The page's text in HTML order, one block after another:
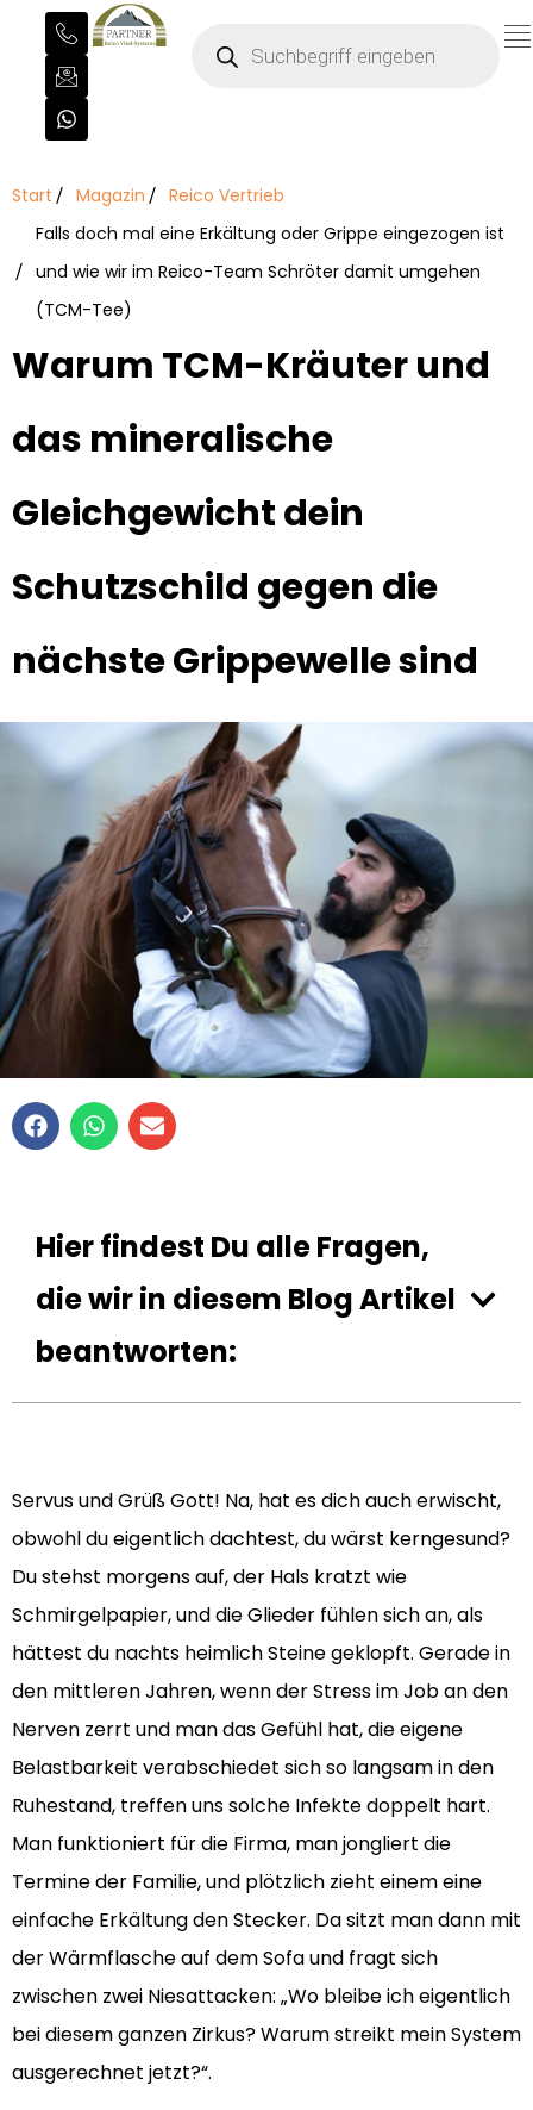
Start Magazin
Reico Vertrieb
Falls doch mal eine Erkältung oder Grippe eingezogen ist
und wie wir im Reico-Team Schröter damit umgehen
(TCM-Tee)
Warum TCM-Kräuter und
das mineralische
Gleichgewicht dein
Schutzschild gegen die
nächste Grippewelle sind
Hier findest Du alle Fragen,
die wir in diesem Blog Artikel
beantworten:
Servus und Grüß Gott! Na, hat es dich auch erwischt,
obwohl du eigentlich dachtest, du wärst kerngesund?
Du stehst morgens auf, der Hals kratzt wie
Schmirgelpapier, und die Glieder fühlen sich an, als
hättest du nachts heimlich Steine geklopft. Gerade in
den mittleren Jahren, wenn der Stress im Job an den
Nerven zerrt und man das Gefühl hat, die eigene
Belastbarkeit verabschiedet sich so langsam in den
Ruhestand, treffen uns solche Infekte doppelt hart.
Man funktioniert für die Firma, man jongliert die
Termine der Familie, und plötzlich zieht einem eine
einfache Erkältung den Stecker. Da sitzt man dann mit
der Wärmflasche auf dem Sofa und fragt sich
zwischen zwei Niesattacken: „Wo bleibe ich eigentlich
bei diesem ganzen Zirkus? Warum streikt mein System
ausgerechnet jetzt?“.